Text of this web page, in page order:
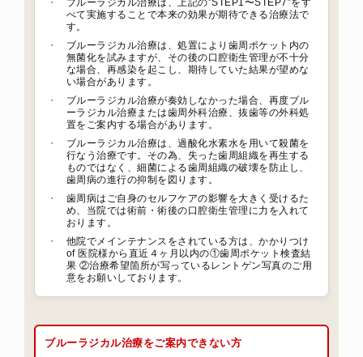
・
ブルーラジカル治療は、上記の”STEP1〜STEP7”をす
べて実施することで本来の効果が期待できる治療法で
す。
・
ブルーラジカル治療は、処置により歯周ポケット内の
無菌化を試みますが、その後の口腔衛生管理が不十分
な場合、再感染を起こし、期待していた結果が望めな
い場合があります。
・
ブルーラジカル治療が奏効しなかった場合、再度ブル
ーラジカル治療または歯周外科治療、抜歯等の外科処
置をご案内する場合があります。
・
ブルーラジカル治療は、過酸化水素水を用いて殺菌を
行なう治療です。その為、失った歯周組織を再生する
ものではなく、細菌による歯周組織の破壊を防止し、
歯周病の進行の抑制を図ります。
・
歯周病はご自身のセルフケアの影響を大きく受けるた
め、当院では術前・術後の口腔衛生管理に力を入れて
おります。
・
他院でメインテナンスをされている方は、かかりつけ
of 医院様から直近４ヶ月以内の①歯周ポケット検査結
果 ②治療希望箇所が写っているレントゲン写真のご用
意をお願いしております。
ブルーラジカル治療をご案内できない方